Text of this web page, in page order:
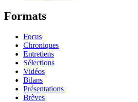
Formats
Focus
Chroniques
Entretiens
Sélections
Vidéos
Bilans
Présentations
Brèves